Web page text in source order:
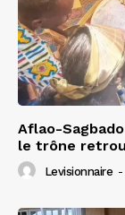
Aflao-
le trône
Levisionnaire -